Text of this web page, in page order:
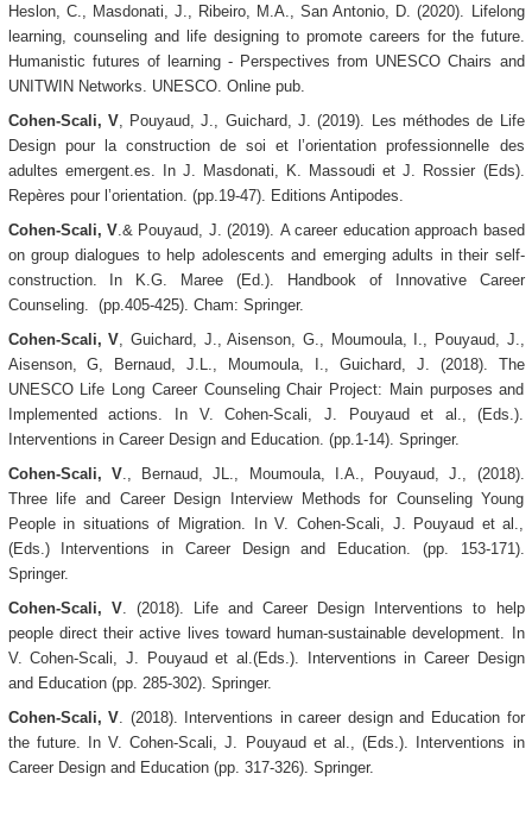
Heslon, C., Masdonati, J., Ribeiro, M.A., San Antonio, D. (2020). Lifelong
learning, counseling and life designing to promote careers for the future.
Humanistic futures of learning - Perspectives from UNESCO Chairs and
UNITWIN Networks. UNESCO. Online pub.
Cohen-Scali, V, Pouyaud, J., Guichard, J. (2019). Les méthodes de Life
Design pour la construction de soi et l’orientation professionnelle des
adultes emergent.es. In J. Masdonati, K. Massoudi et J. Rossier (Eds).
Repères pour l’orientation. (pp.19-47). Editions Antipodes.
Cohen-Scali, V.& Pouyaud, J. (2019). A career education approach based
on group dialogues to help adolescents and emerging adults in their self-
construction. In K.G. Maree (Ed.).
Handbook of Innovative Career
Counseling. (pp.405-425). Cham: Springer.
Cohen-Scali, V, Guichard, J., Aisenson, G., Moumoula, I., Pouyaud, J.,
Aisenson, G, Bernaud, J.L., Moumoula, I., Guichard, J. (2018). The
UNESCO Life Long Career Counseling Chair Project: Main purposes and
Implemented actions. In V. Cohen-Scali, J. Pouyaud et al., (Eds.).
Interventions in Career Design and Education. (pp.1-14). Springer.
Cohen-Scali, V., Bernaud, JL., Moumoula, I.A., Pouyaud, J., (2018).
Three life and Career Design Interview Methods for Counseling Young
People in situations of Migration. In V. Cohen-Scali, J. Pouyaud et al.,
(Eds.)
Interventions in Career Design and Education. (pp. 153-171).
Springer.
Cohen-Scali, V. (2018). Life and Career Design Interventions to help
people direct their active lives toward human-sustainable development. In
V. Cohen-Scali, J. Pouyaud et al.(Eds.).
Interventions in Career Design
and Education(pp. 285-302). Springer.
Cohen-Scali, V. (2018). Interventions in career design and Education for
the future.
In V. Cohen-Scali, J. Pouyaud et al., (Eds.).
Interventions in
Career Design and Education(pp. 317-326). Springer.